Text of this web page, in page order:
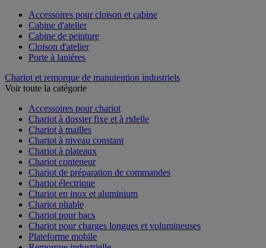
Accessoires pour cloison et cabine
Cabine d'atelier
Cabine de peinture
Cloison d'atelier
Porte à lanières
Chariot et remorque de manutention industriels
Voir toute la catégorie
Accessoires pour chariot
Chariot à dossier fixe et à ridelle
Chariot à mailles
Chariot à niveau constant
Chariot à plateaux
Chariot conteneur
Chariot de préparation de commandes
Chariot électrique
Chariot en inox et aluminium
Chariot pliable
Chariot pour bacs
Chariot pour charges longues et volumineuses
Plateforme mobile